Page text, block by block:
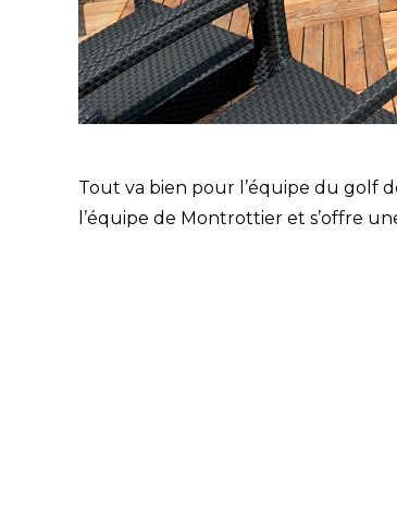
Tout va bien pour l’équipe du golf
l’équipe de Montrottier et s’offre